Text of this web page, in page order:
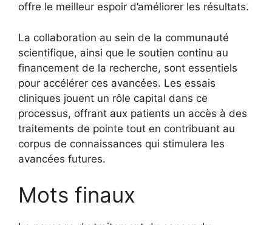
offre le meilleur espoir d’améliorer les résultats.
La collaboration au sein de la communauté
scientifique, ainsi que le soutien continu au
financement de la recherche, sont essentiels
pour accélérer ces avancées. Les essais
cliniques jouent un rôle capital dans ce
processus, offrant aux patients un accès à des
traitements de pointe tout en contribuant au
corpus de connaissances qui stimulera les
avancées futures.
Mots finaux